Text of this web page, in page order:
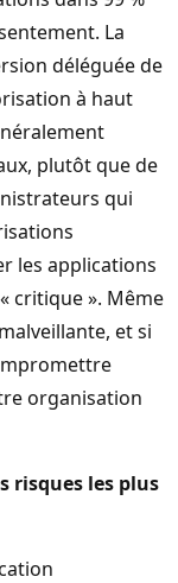
La
déléguée de
à haut
plutôt que de
qui
les applications
critique ». Même
et si
organisation
risques les plus